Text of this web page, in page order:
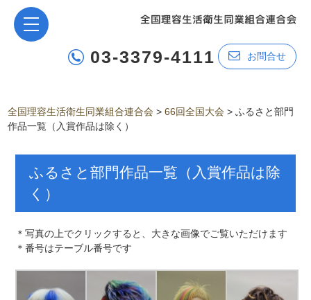
03-3379-4111 お問合せ
全国理容生活衛生同業組合連合会 >66回全国大会 >ふるさと部門
作品一覧（入賞作品は除く）
ふるさと部門作品一覧（入賞作品は除
く）
＊写真の上でクリックすると、大きな画像でご覧いただけます
＊番号はテーブル番号です